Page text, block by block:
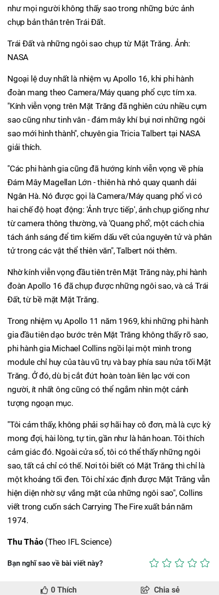
như mọi người không thấy sao trong những bức ảnh
chụp bản thân trên Trái Đất.
Trái Đất và những ngôi sao chụp từ Mặt Trăng. Ảnh:
NASA
Ngoại lệ duy nhất là nhiệm vụ Apollo 16, khi phi hành
đoàn mang theo Camera/Máy quang phổ cực tím xa.
"Kính viễn vọng trên Mặt Trăng đã nghiên cứu nhiều cụm
sao cũng như tinh vân - đám mây khí bụi nơi những ngôi
sao mới hình thành", chuyên gia Tricia Talbert tại NASA
giải thích.
"Các phi hành gia cũng đã hướng kính viễn vọng về phía
Đám Mây Magellan Lớn - thiên hà nhỏ quay quanh dải
Ngân Hà. Nó được gọi là Camera/Máy quang phổ vì có
hai chế độ hoạt động: 'Ảnh trực tiếp', ảnh chụp giống như
từ camera thông thường, và 'Quang phổ', một cách chia
tách ánh sáng để tìm kiếm dấu vết của nguyên tử và phân
tử trong các vật thể thiên văn", Talbert nói thêm.
Nhờ kính viễn vọng đầu tiên trên Mặt Trăng này, phi hành
đoàn Apollo 16 đã chụp được những ngôi sao, và cả Trái
Đất, từ bề mặt Mặt Trăng.
Trong nhiệm vụ Apollo 11 năm 1969, khi những phi hành
gia đầu tiên dạo bước trên Mặt Trăng không thấy rõ sao,
phi hành gia Michael Collins ngồi lại một mình trong
module chỉ huy của tàu vũ trụ và bay phía sau nửa tối Mặt
Trăng. Ở đó, dù bị cắt đứt hoàn toàn liên lạc với con
người, ít nhất ông cũng có thể ngắm nhìn một cảnh
tượng ngoạn mục.
"Tôi cảm thấy, không phải sợ hãi hay cô đơn, mà là cực kỳ
mong đợi, hài lòng, tự tin, gần như là hân hoan. Tôi thích
cảm giác đó. Ngoài cửa sổ, tôi có thể thấy những ngôi
sao, tất cả chỉ có thế. Nơi tôi biết có Mặt Trăng thì chỉ là
một khoảng tối đen. Tôi chỉ xác định được Mặt Trăng vẫn
hiện diện nhờ sự vắng mặt của những ngôi sao", Collins
viết trong cuốn sách Carrying The Fire xuất bản năm
1974.
Thu Thảo (Theo IFL Science)
Bạn nghĩ sao về bài viết này?
0 Thích Chia sẻ